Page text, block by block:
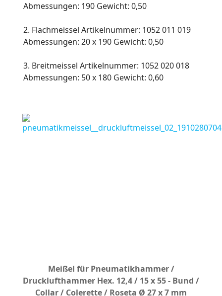
Abmessungen: 190 Gewicht: 0,50
2. Flachmeissel Artikelnummer: 1052 011 019
Abmessungen: 20 x 190 Gewicht: 0,50
3. Breitmeissel Artikelnummer: 1052 020 018
Abmessungen: 50 x 180 Gewicht: 0,60
Meißel für Pneumatikhammer /
Drucklufthammer Hex. 12,4 / 15 x 55 - Bund /
Collar / Colerette / Roseta Ø 27 x 7 mm